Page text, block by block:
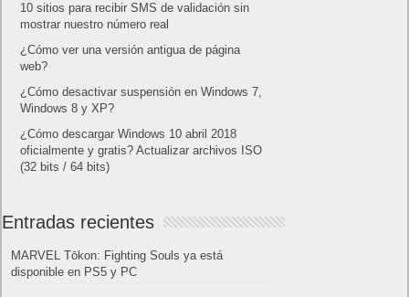
10 sitios para recibir SMS de validación sin
mostrar nuestro número real
¿Cómo ver una versión antigua de página
web?
¿Cómo desactivar suspensión en Windows 7,
Windows 8 y XP?
¿Cómo descargar Windows 10 abril 2018
oficialmente y gratis? Actualizar archivos ISO
(32 bits / 64 bits)
Entradas recientes
MARVEL Tōkon: Fighting Souls ya está
disponible en PS5 y PC